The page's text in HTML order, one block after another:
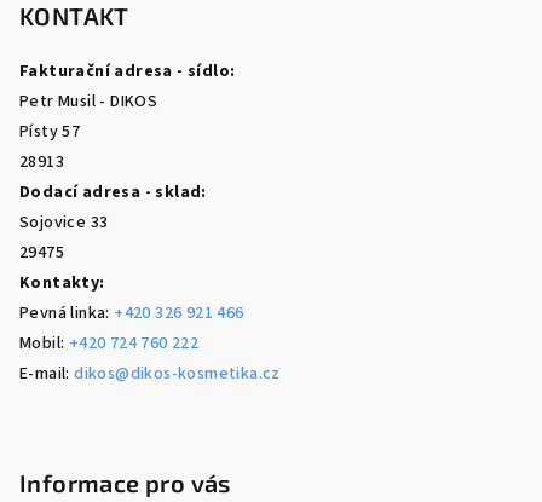
KONTAKT
Fakturační adresa - sídlo:
Petr Musil - DIKOS
Písty 57
28913
Dodací adresa - sklad:
Sojovice 33
29475
Kontakty:
Pevná linka: +420 326 921 466
Mobil: +420 724 760 222
E-mail:dikos@dikos-kosmetika.cz
Informace pro vás